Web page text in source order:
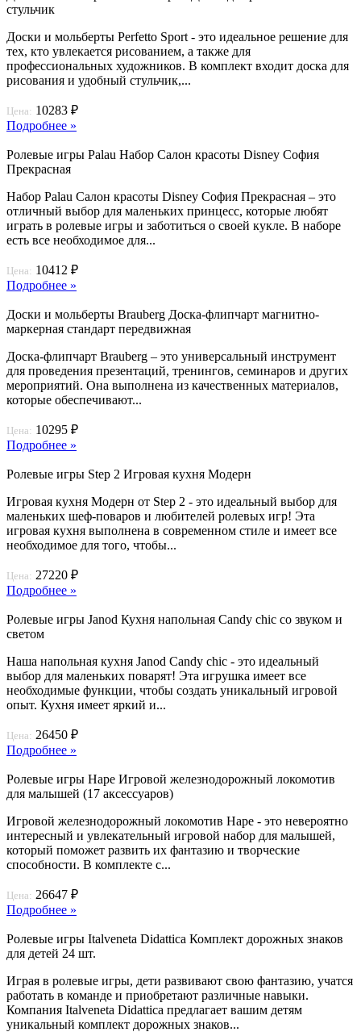
стульчик
Доски и мольберты Perfetto Sport - это идеальное решение для
тех, кто увлекается рисованием, а также для
профессиональных художников. В комплект входит доска для
рисования и удобный стульчик,...
Цена: 10283 ₽
Подробнее »
Ролевые игры Palau Набор Салон красоты Disney София
Прекрасная
Набор Palau Салон красоты Disney София Прекрасная – это
отличный выбор для маленьких принцесс, которые любят
играть в ролевые игры и заботиться о своей кукле. В наборе
есть все необходимое для...
Цена: 10412 ₽
Подробнее »
Доски и мольберты Brauberg Доска-флипчарт магнитно-
маркерная стандарт передвижная
Доска-флипчарт Brauberg – это универсальный инструмент
для проведения презентаций, тренингов, семинаров и других
мероприятий. Она выполнена из качественных материалов,
которые обеспечивают...
Цена: 10295 ₽
Подробнее »
Ролевые игры Step 2 Игровая кухня Модерн
Игровая кухня Модерн от Step 2 - это идеальный выбор для
маленьких шеф-поваров и любителей ролевых игр! Эта
игровая кухня выполнена в современном стиле и имеет все
необходимое для того, чтобы...
Цена: 27220 ₽
Подробнее »
Ролевые игры Janod Кухня напольная Candy chic со звуком и
светом
Наша напольная кухня Janod Candy chic - это идеальный
выбор для маленьких поварят! Эта игрушка имеет все
необходимые функции, чтобы создать уникальный игровой
опыт. Кухня имеет яркий и...
Цена: 26450 ₽
Подробнее »
Ролевые игры Hape Игровой железнодорожный локомотив
для малышей (17 аксессуаров)
Игровой железнодорожный локомотив Hape - это невероятно
интересный и увлекательный игровой набор для малышей,
который поможет развить их фантазию и творческие
способности. В комплекте с...
Цена: 26647 ₽
Подробнее »
Ролевые игры Italveneta Didattica Комплект дорожных знаков
для детей 24 шт.
Играя в ролевые игры, дети развивают свою фантазию, учатся
работать в команде и приобретают различные навыки.
Компания Italveneta Didattica предлагает вашим детям
уникальный комплект дорожных знаков...